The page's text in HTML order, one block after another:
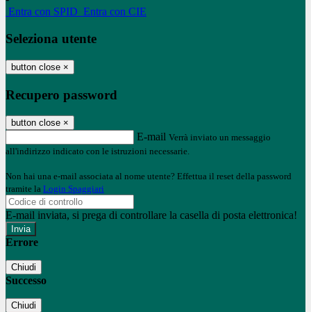
Entra con SPID Entra con CIE
Seleziona utente
button close ×
Recupero password
button close ×
E-mail Verrà inviato un messaggio
all'indirizzo indicato con le istruzioni necessarie.
Non hai una e-mail associata al nome utente? Effettua il reset della password
tramite la Login Spaggiari
E-mail inviata, si prega di controllare la casella di posta elettronica!
Errore
Chiudi
Successo
Chiudi